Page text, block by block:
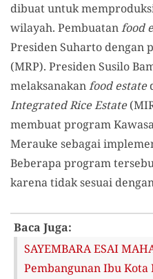
dibuat untuk
wilayah. Pembuatanfood
Presiden Suharto dengan
(MRP). Presiden Susilo
melaksanakanfood estate
Integrated Rice Estate
membuat program
Merauke sebagai
Beberapa program
karena tidak sesuai
Baca Juga:
SAYEMBARA ESAI
Pembangunan Ibu